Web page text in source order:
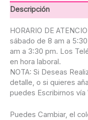
Descripción
HORARIO DE
sábado de 8 am a
am a 3:30 pm. Los
en hora laboral.
NOTA: Si Deseas
detalle, o si quieres
puedes Escribirnos vía
Puedes Cambiar, el